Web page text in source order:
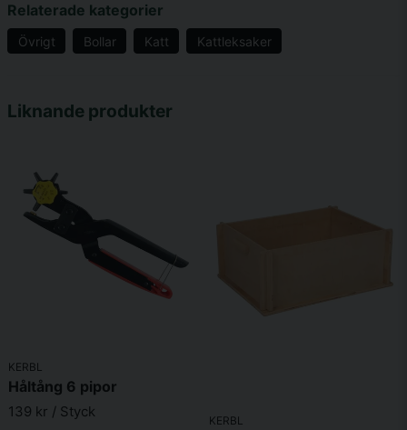
Ja, ni får publicera min fråga
Skicka fråga
Relaterade kategorier
Övrigt Bollar Katt Kattleksaker
Liknande produkter
KERBL
Håltång 6 pipor
139 kr / Styck
KERBL